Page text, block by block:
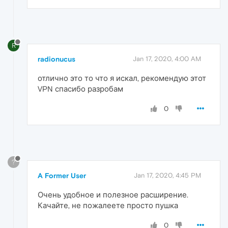
R
radionucus Jan 17, 2020, 4:00 AM
отлично это то что я искал, рекомендую этот
VPN спасибо разробам
0
?
A Former User Jan 17, 2020, 4:45 PM
Очень удобное и полезное расширение.
Качайте, не пожалеете просто пушка
0